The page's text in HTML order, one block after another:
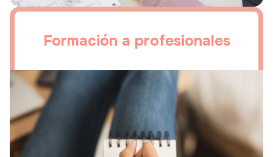
Formación a profesionales